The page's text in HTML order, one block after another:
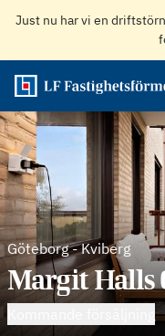
Just nu har vi en
Göteborg-Kviberg
Margit Halls